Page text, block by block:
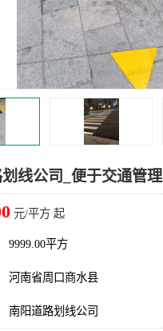
线公司_便于交通管理
元/平方 起
9999.00平方
河南省周口商水县
南阳道路划线公司